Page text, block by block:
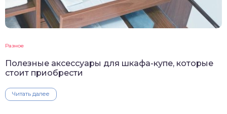
Разное
Полезные аксессуары для шкафа-купе, которые
стоит приобрести
Читать далее